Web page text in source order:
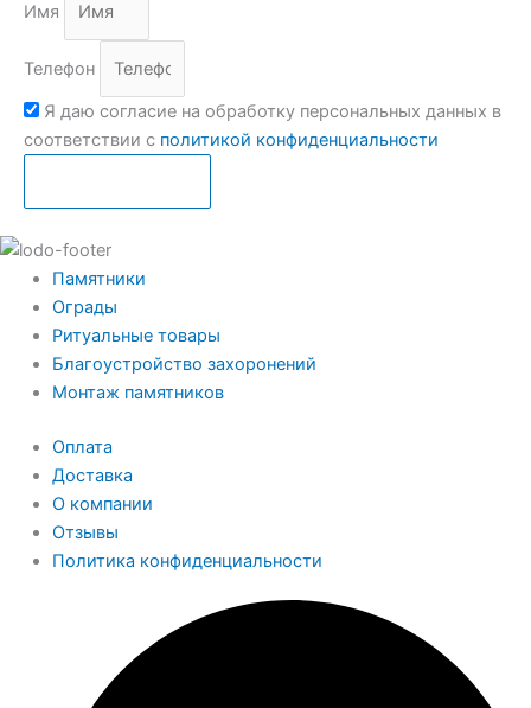
Имя
Телефон
Я даю согласие на обработку персональных данных в
соответствии с политикой конфиденциальности
Памятники
Ограды
Ритуальные товары
Благоустройство захоронений
Монтаж памятников
Оплата
Доставка
О компании
Отзывы
Политика конфиденциальности